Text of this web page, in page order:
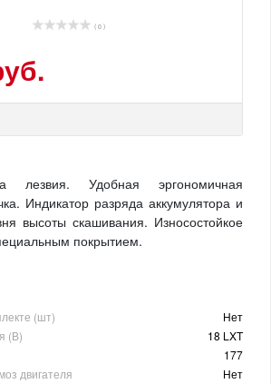
( 0 )
лезвия. Удобная эргономичная
Индикатор разряда аккумулятора и
высоты скашивания. Износостойкое
покрытием.
(шт)
Нет
(В)
18 LXT
177
двигателя
Нет